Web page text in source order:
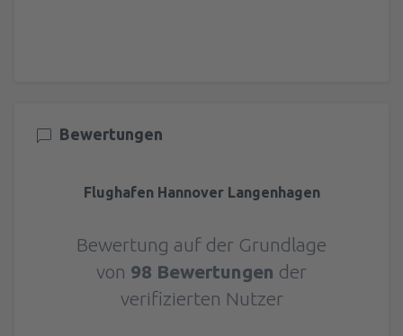
Bewertungen
Flughafen Hannover Langenhagen
Bewertung auf der Grundlage
von 98 Bewertungen der
verifizierten Nutzer